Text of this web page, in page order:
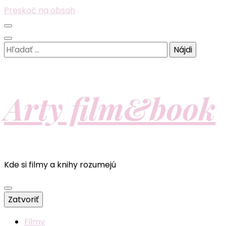
Preskoč na obsah
Hľadať:
Arty film&book
Kde si filmy a knihy rozumejú
Zatvoriť
Filmy